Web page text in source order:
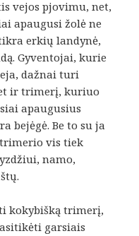
vejos pjovimu, net,
apaugusi žolė ne
erkių landynė,
Gyventojai, kurie
dažnai turi
ir trimerį, kuriuo
apaugusius
bejėgė. Be to su ja
vis tiek
namo,
kokybišką trimerį,
garsiais